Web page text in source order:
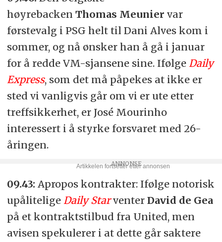
høyrebacken Thomas Meunier var
førstevalg i PSG helt til Dani Alves kom i
sommer, og nå ønsker han å gå i januar
for å redde VM-sjansene sine. Ifølge Daily
Express, som det må påpekes at ikke er
sted vi vanligvis går om vi er ute etter
treffsikkerhet, er José Mourinho
interessert i å styrke forsvaret med 26-
åringen.
09.43: Apropos kontrakter: Ifølge notorisk
upålitelige Daily Starventer David de Gea
på et kontraktstilbud fra United, men
avisen spekulerer i at dette går saktere